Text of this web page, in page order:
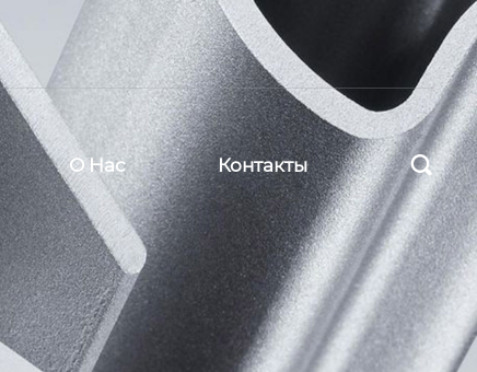
О Нас Контакты 